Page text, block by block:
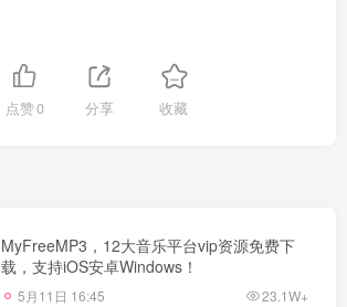
点赞0 分享 收藏
MyFreeMP3，12大音乐平台vip资源免费下
载，支持iOS安卓Windows！
5月11日 16:45 23.1W+